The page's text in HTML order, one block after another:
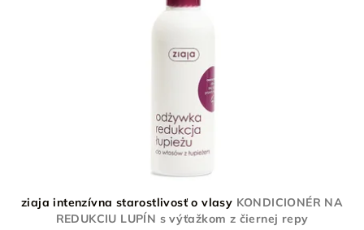
ziaja intenzívna starostlivosť o vlasy KONDICIONÉR NA
REDUKCIU LUPÍN s výťažkom z čiernej repy